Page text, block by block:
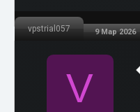
vpstrial057 9 Мар 2026
V